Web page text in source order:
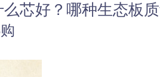
芯好？哪种生态板